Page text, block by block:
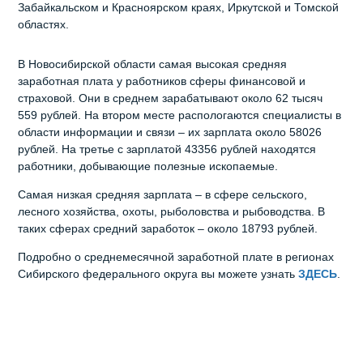
Забайкальском и Красноярском краях, Иркутской и Томской
областях.
В Новосибирской области самая высокая средняя
заработная плата у работников сферы финансовой и
страховой. Они в среднем зарабатывают около 62 тысяч
559 рублей. На втором месте распологаются специалисты в
области информации и связи – их зарплата около 58026
рублей. На третье с зарплатой 43356 рублей находятся
работники, добывающие полезные ископаемые.
Самая низкая средняя зарплата – в сфере сельского,
лесного хозяйства, охоты, рыболовства и рыбоводства. В
таких сферах средний заработок – около 18793 рублей.
Подробно о среднемесячной заработной плате в регионах
Сибирского федерального округа вы можете узнатьЗДЕСЬ.